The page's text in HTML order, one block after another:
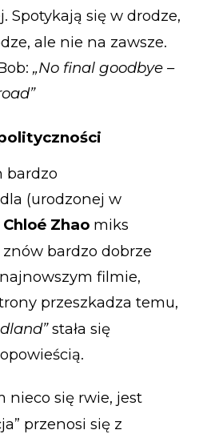
Spotykają się w drodze,
ale nie na zawsze.
„No final goodbye –
bardzo
(urodzonej w
Chloé Zhao miks
bardzo dobrze
filmie,
przeszkadza temu,
stała się
nieco się rwie, jest
przenosi się z